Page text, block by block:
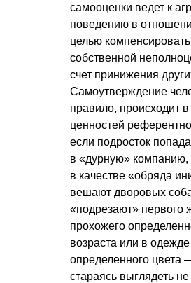
самооценки ведет к
поведению в
целью
собственной
счет принижения
Самоутверждение
правило, происходит
ценностей
если подросток
в «дурную» компанию,
в качестве «обряда
вешают дворовых
«подрезают» первого
прохожего
возраста или в одежде
определенного цвета
стараясь выглядеть